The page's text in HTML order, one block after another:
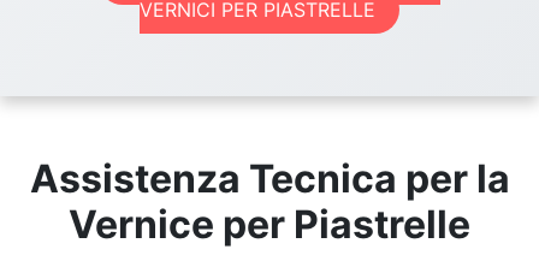
VERNICI PER PIASTRELLE
Assistenza Tecnica per la
Vernice per Piastrelle